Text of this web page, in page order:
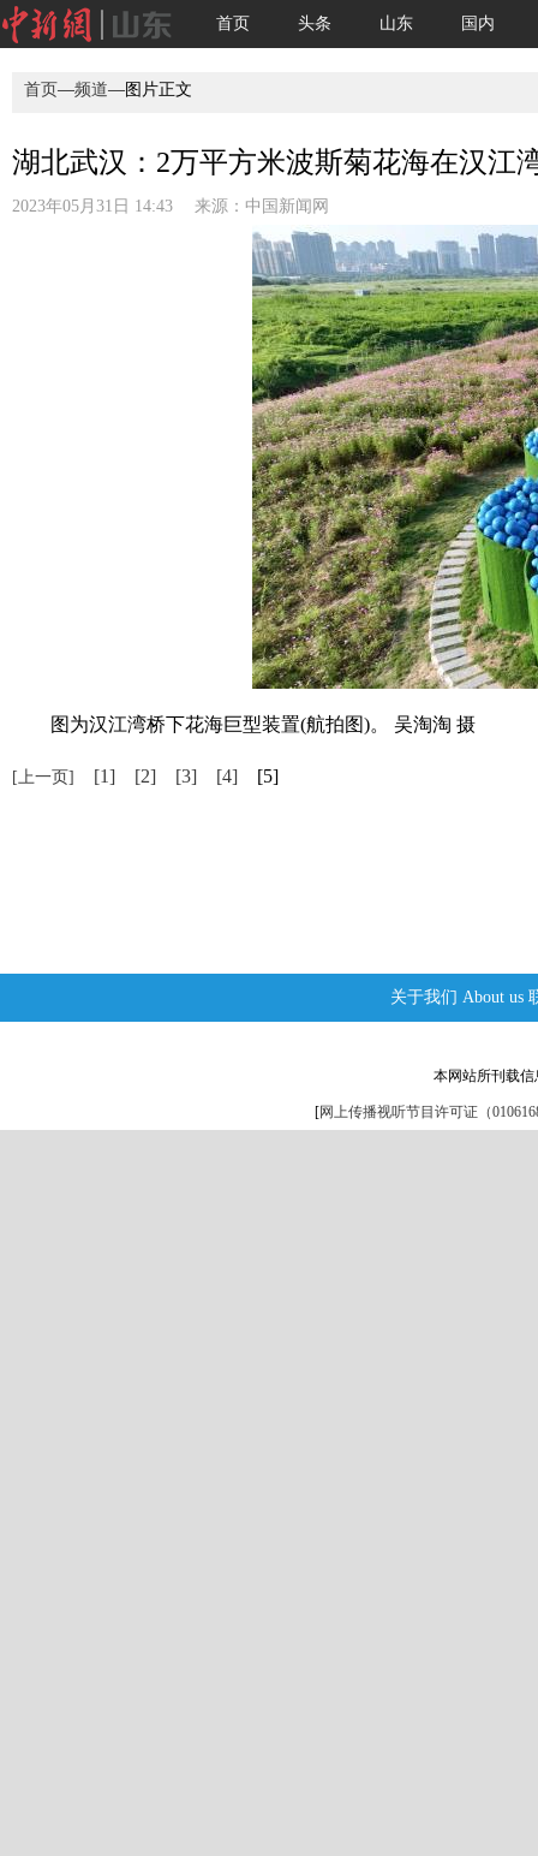
首页 头条 山东 国内
首页—频道—图片正文
湖北武汉：2万平方米波斯菊花海在汉江
2023年05月31日 14:43 来源： 中国新闻网
图为汉江湾桥下花海巨型装置(航拍图)。 吴淘淘 摄
[上一页] [1] [2] [3] [4] [5]
关于我们 About us
本网站所刊载
[网上传播视听节目许可证（